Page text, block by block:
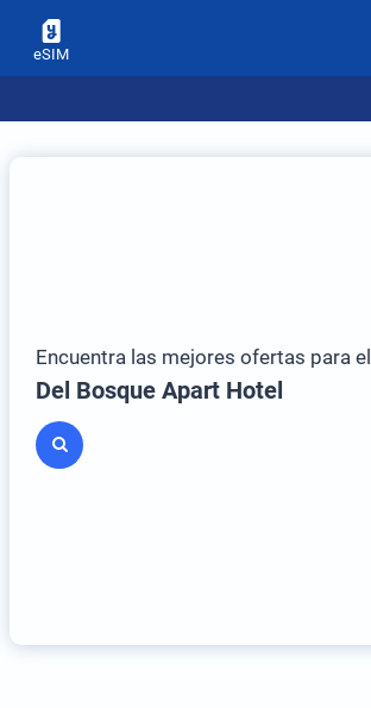
eSIM
Encuentra las mejores ofertas para el
Del Bosque Apart Hotel